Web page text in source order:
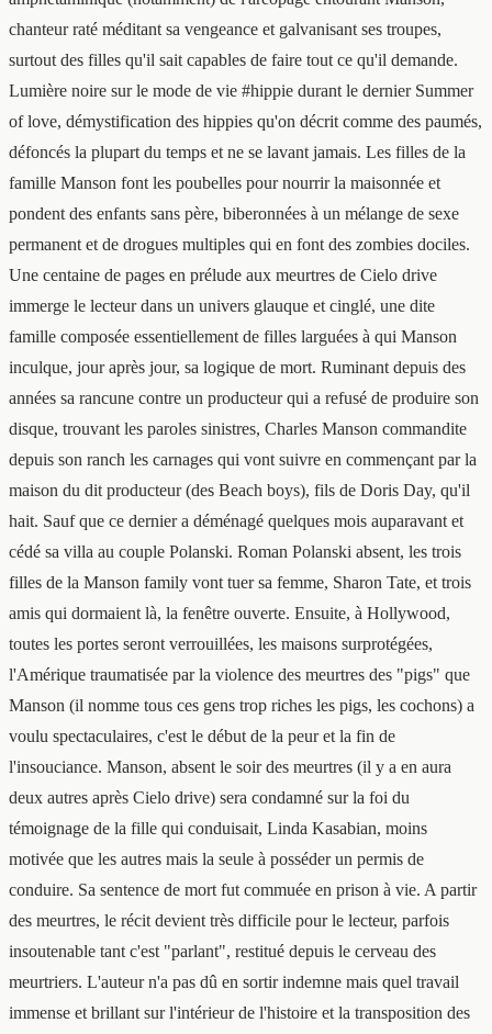
chanteur raté méditant sa vengeance et galvanisant ses troupes,
surtout des filles qu'il sait capables de faire tout ce qu'il demande.
Lumière noire sur le mode de vie #hippie durant le dernier Summer
of love, démystification des hippies qu'on décrit comme des paumés,
défoncés la plupart du temps et ne se lavant jamais. Les filles de la
famille Manson font les poubelles pour nourrir la maisonnée et
pondent des enfants sans père, biberonnées à un mélange de sexe
permanent et de drogues multiples qui en font des zombies dociles.
Une centaine de pages en prélude aux meurtres de Cielo drive
immerge le lecteur dans un univers glauque et cinglé, une dite
famille composée essentiellement de filles larguées à qui Manson
inculque, jour après jour, sa logique de mort. Ruminant depuis des
années sa rancune contre un producteur qui a refusé de produire son
disque, trouvant les paroles sinistres, Charles Manson commandite
depuis son ranch les carnages qui vont suivre en commençant par la
maison du dit producteur (des Beach boys), fils de Doris Day, qu'il
hait. Sauf que ce dernier a déménagé quelques mois auparavant et
cédé sa villa au couple Polanski. Roman Polanski absent, les trois
filles de la Manson family vont tuer sa femme, Sharon Tate, et trois
amis qui dormaient là, la fenêtre ouverte. Ensuite, à Hollywood,
toutes les portes seront verrouillées, les maisons surprotégées,
l'Amérique traumatisée par la violence des meurtres des "pigs" que
Manson (il nomme tous ces gens trop riches les pigs, les cochons) a
voulu spectaculaires, c'est le début de la peur et la fin de
l'insouciance. Manson, absent le soir des meurtres (il y a en aura
deux autres après Cielo drive) sera condamné sur la foi du
témoignage de la fille qui conduisait, Linda Kasabian, moins
motivée que les autres mais la seule à posséder un permis de
conduire. Sa sentence de mort fut commuée en prison à vie. A partir
des meurtres, le récit devient très difficile pour le lecteur, parfois
insoutenable tant c'est "parlant", restitué depuis le cerveau des
meurtriers. L'auteur n'a pas dû en sortir indemne mais quel travail
immense et brillant sur l'intérieur de l'histoire et la transposition des